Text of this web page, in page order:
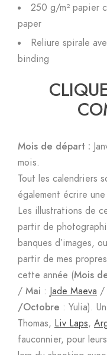
250 g/m² papier
paper
Reliure spirale
binding
Mois de départ :
mois.
Tout les calendriers
également écrire
Les illustrations de
partir de
banques d’images,
partir de mes
cette année (Mois
/ Mai : Jade Maeva /
/Octobre : Yulia).
Thomas, Liv Laps,
fauconnier, pour